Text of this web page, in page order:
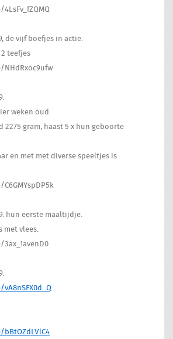
de vijf boefjes in actie.
teefjes
weken oud.
2275 gram, haast 5 x hun geboorte
en met met diverse speeltjes is
hun eerste maaltijdje.
met vlees.